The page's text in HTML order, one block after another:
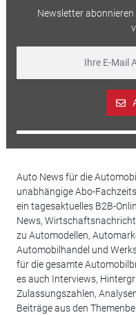
Newsletter
Auto News für die
unabhängige Abo-
ein tagesaktuelles B2B-
News,
zu Automodellen,
Automobilhandel und
für die gesamte
es auch Interviews,
Zulassungszahlen,
Beiträge aus den